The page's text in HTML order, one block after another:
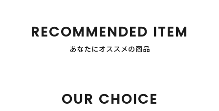
RECOMMENDED ITEM
あなたにオススメの商品
OUR CHOICE